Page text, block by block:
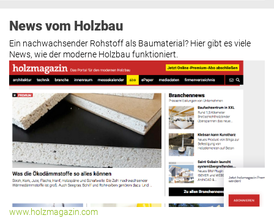
News vom Holzbau
Ein nachwachsender Rohstoff als Baumaterial? Hier gibt es viele
News, wie der moderne Holzbau funktioniert.
www.holzmagazin.com